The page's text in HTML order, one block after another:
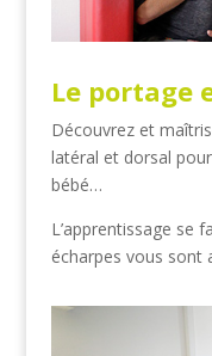
Le portage
Découvrez et
latéral et dorsal
bébé…
L’apprentissage se
écharpes vous sont